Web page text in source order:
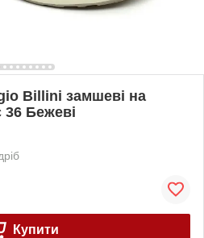
Billini замшеві на
36 Бежеві
Купити